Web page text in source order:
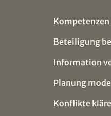
Kompetenzen
Beteiligung
Information
Planung
Konflikte